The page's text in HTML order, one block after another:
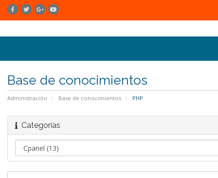
Base de conocimientos
Administración Base de conocimientos PHP
Categorías